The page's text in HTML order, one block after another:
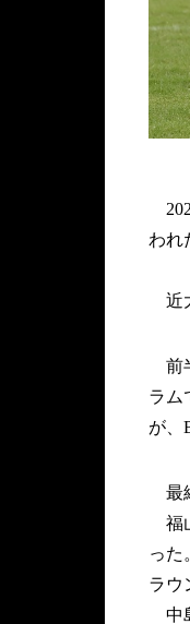
われ
近
前
ラム
が、
最
福
った
ラウ
中